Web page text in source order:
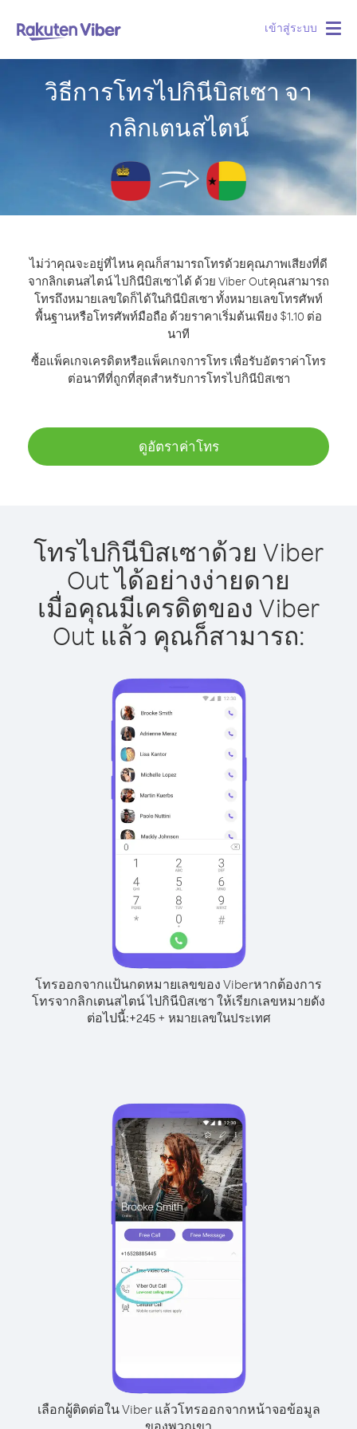
เข้าสู่ระบบ
วิธีการโทรไปกินีบิสเซา จา
กลิกเตนสไตน์
ไม่ว่าคุณจะอยู่ที่ไหน คุณก็สามารถโทรด้วยคุณภาพเสียงที่ดี
จากลิกเตนสไตน์ ไปกินีบิสเซาได้ ด้วย Viber Outคุณสามารถ
โทรถึงหมายเลขใดก็ได้ในกินีบิสเซา ทั้งหมายเลขโทรศัพท์
พื้นฐานหรือโทรศัพท์มือถือ ด้วยราคาเริ่มต้นเพียง $1.10 ต่อ
นาที
ซื้อแพ็คเกจเครดิตหรือแพ็คเกจการโทร เพื่อรับอัตราค่าโทร
ต่อนาทีที่ถูกที่สุดสำหรับการโทรไปกินีบิสเซา
ดูอัตราค่าโทร
โทรไปกินีบิสเซาด้วย Viber
Out ได้อย่างง่ายดาย
เมื่อคุณมีเครดิตของ Viber
Out แล้ว คุณก็สามารถ:
โทรออกจากแป้นกดหมายเลขของ Viberหากต้องการ
โทรจากลิกเตนสไตน์ ไปกินีบิสเซา ให้เรียกเลขหมายดัง
ต่อไปนี้:+245+ หมายเลขในประเทศ
เลือกผู้ติดต่อใน Viber แล้วโทรออกจากหน้าจอข้อมูล
ของพวกเขา